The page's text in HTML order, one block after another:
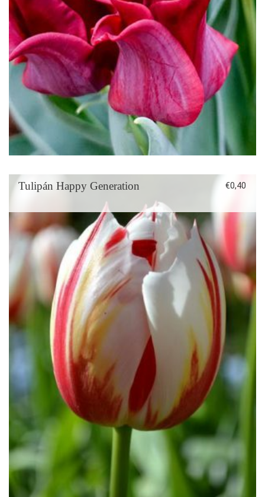
Tulipán Happy Generation €0,40